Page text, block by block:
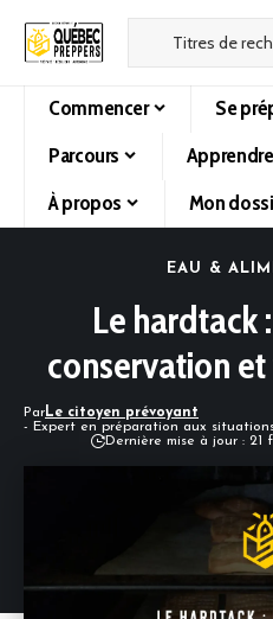
Commencer
Se
Parcours
Apprendre
À propos
Mon
EAU &
Le hardtack
conservation
ParLe citoyen prévoyant
- Expert en préparation aux
Dernière mise à jour : 21